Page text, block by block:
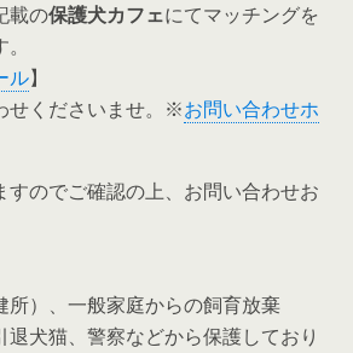
載の保護犬カフェにてマッチングを
ル】
せくださいませ。※お問い合わせホ
すのでご確認の上、お問い合わせお
所）、一般家庭からの飼育放棄
犬猫、警察などから保護しており